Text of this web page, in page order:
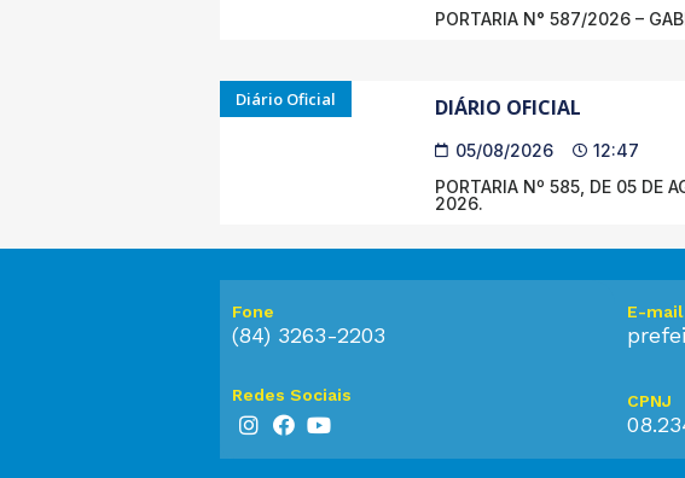
PORTARIA N° 587/2026 –
Diário Oficial DIÁRIO OFICIAL
05/08/2026
12:47
PORTARIA Nº 585, DE 05 DE
2026.
Fone
(84) 3263-2203
E-
Redes Sociais CPNJ